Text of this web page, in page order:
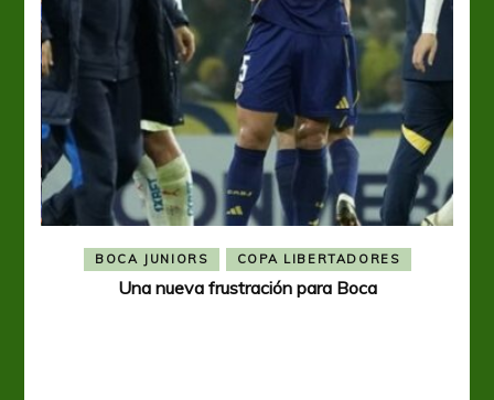
BOCA JUNIORS COPA LIBERTADORES
Una nueva frustración para Boca